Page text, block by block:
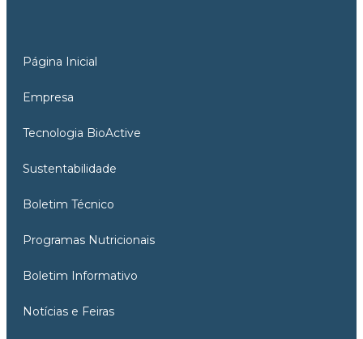
Página Inicial
Empresa
Tecnologia BioActive
Sustentabilidade
Boletim Técnico
Programas Nutricionais
Boletim Informativo
Notícias e Feiras